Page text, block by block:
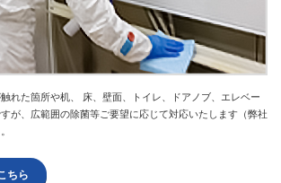
れた箇所や机、 床、壁面、トイレ、ドアノブ、エレベー
が、広範囲の除菌等ご要望に応じて対応いたします（弊社
ちら